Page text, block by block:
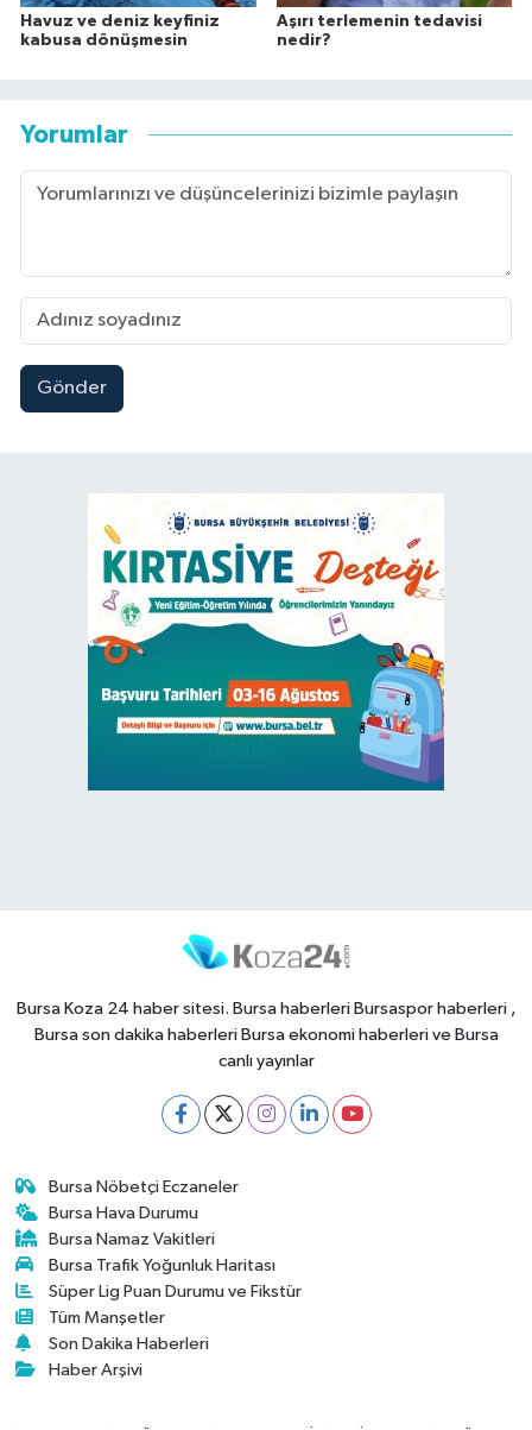
Havuz ve deniz keyfiniz
kabusa dönüşmesin
Aşırı terlemenin tedavisi
nedir?
Yorumlar
Gönder
Bursa Koza 24 haber sitesi. Bursa haberleri Bursaspor haberleri ,
Bursa son dakika haberleri Bursa ekonomi haberleri ve Bursa
canlı yayınlar
Bursa Nöbetçi Eczaneler
Bursa Hava Durumu
Bursa Namaz Vakitleri
Bursa Trafik Yoğunluk Haritası
Süper Lig Puan Durumu ve Fikstür
Tüm Manşetler
Son Dakika Haberleri
Haber Arşivi